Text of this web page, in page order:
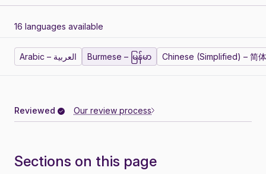
16 languages available
Arabic – العربية Burmese – မြန်မာ Chinese (Simplified) – 简
Reviewed Our review process
Sections on this page